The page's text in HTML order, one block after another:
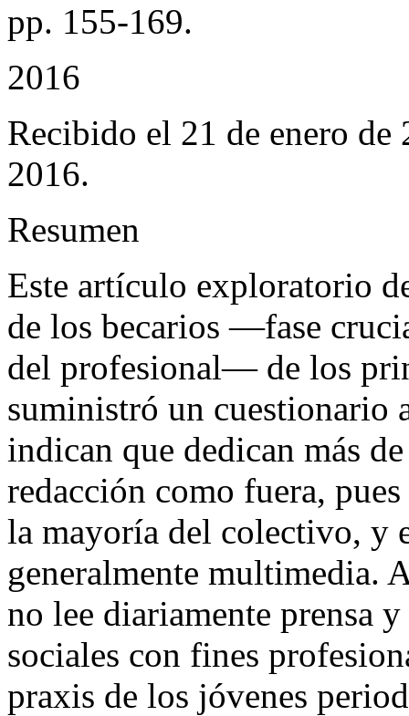
pp. 155-169.
2016
Recibido el 21 de enero de
2016.
Resumen
Este artículo exploratorio
de los becarios —fase
del profesional— de los
suministró un cuestionario
indican que dedican más
redacción como fuera,
la mayoría del colectivo, y
generalmente multimedia.
no lee diariamente prensa
sociales con fines
praxis de los jóvenes